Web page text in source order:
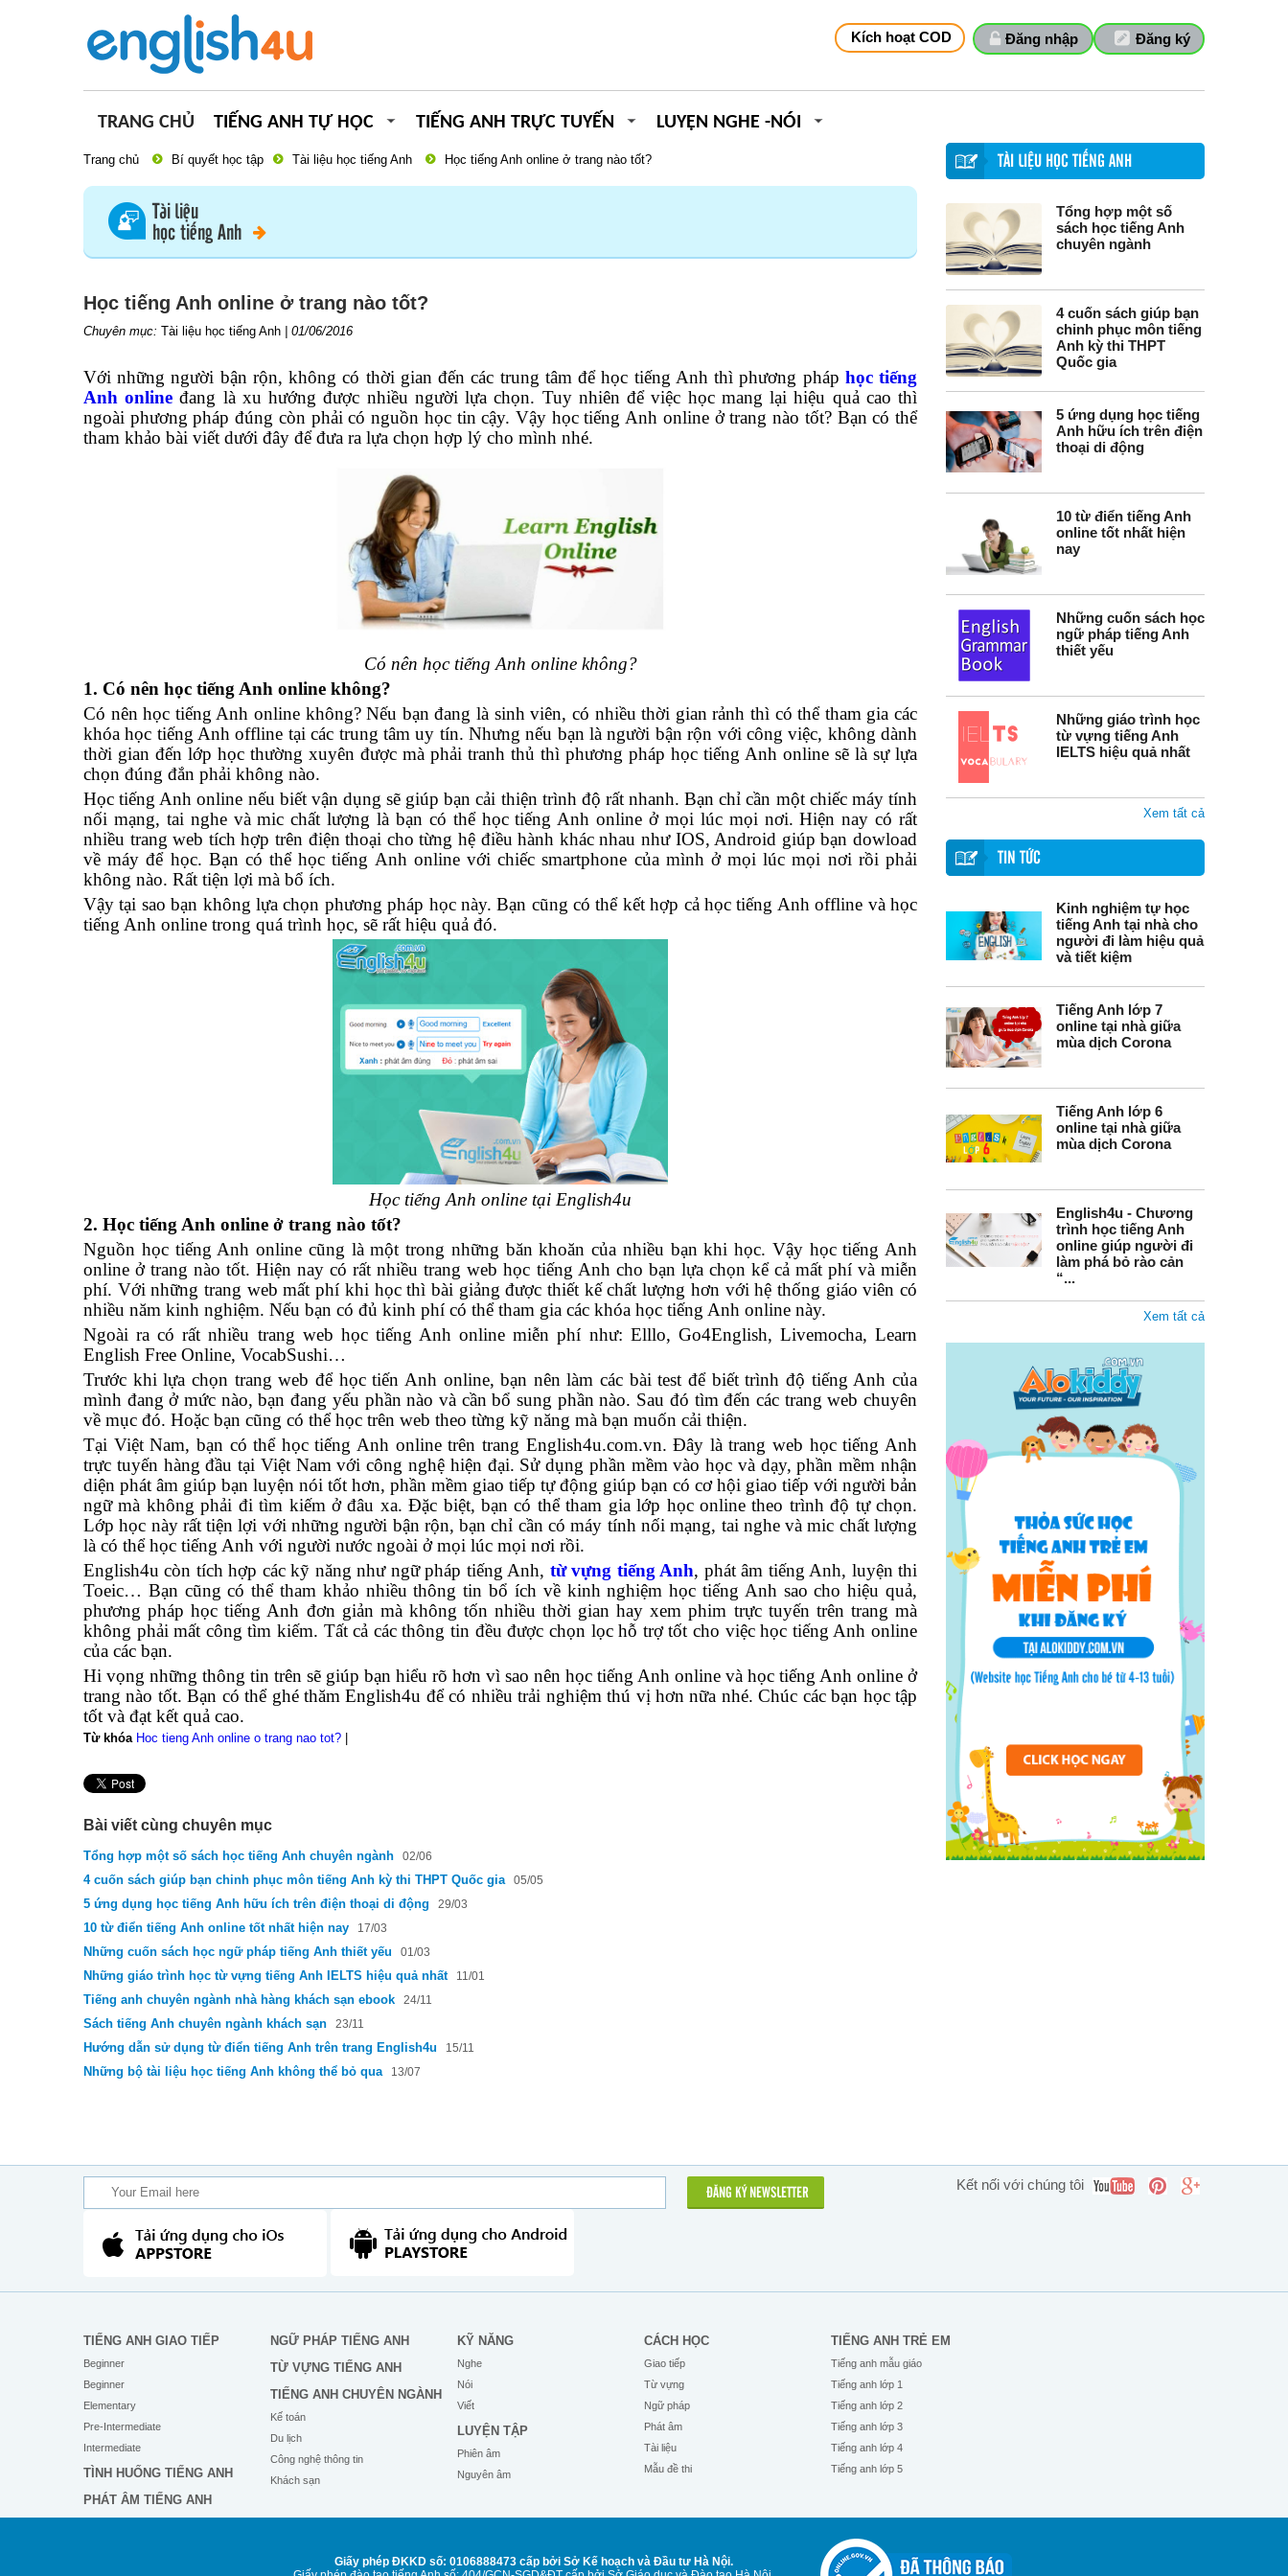
Đăng ký
Đăng nhập
Kích hoạt COD
TRANG CHỦ TIẾNG ANH TỰ HỌC TIẾNG ANH TRỰC TUYẾN LUYỆN NGHE -NÓI
TÀI LIỆU HỌC TIẾNG ANH
Tổng hợp một số
sách học tiếng Anh
chuyên ngành
4 cuốn sách giúp bạn
chinh phục môn tiếng
Anh kỳ thi THPT
Quốc gia
5 ứng dụng học tiếng
Anh hữu ích trên điện
thoại di động
10 từ điển tiếng Anh
online tốt nhất hiện
nay
Những cuốn sách học
ngữ pháp tiếng Anh
thiết yếu
Những giáo trình học
từ vựng tiếng Anh
IELTS hiệu quả nhất
Xem tất cả
TIN TỨC
Kinh nghiệm tự học
tiếng Anh tại nhà cho
người đi làm hiệu quả
và tiết kiệm
Tiếng Anh lớp 7
online tại nhà giữa
mùa dịch Corona
Tiếng Anh lớp 6
online tại nhà giữa
mùa dịch Corona
English4u - Chương
trình học tiếng Anh
online giúp người đi
làm phá bỏ rào cản
“...
Xem tất cả
Trang chủ Bí quyết học tập Tài liệu học tiếng Anh Học tiếng Anh online ở trang nào tốt?
Tài liệu
học tiếng Anh
Học tiếng Anh online ở trang nào tốt?
Chuyên mục: Tài liệu học tiếng Anh 01/06/2016
Với những người bận rộn, không có thời gian đến các trung tâm để học tiếng Anh thì phương pháp học tiếng
Anh online đang là xu hướng được nhiều người lựa chọn. Tuy nhiên để việc học mang lại hiệu quả cao thì
ngoài phương pháp đúng còn phải có nguồn học tin cậy. Vậy học tiếng Anh online ở trang nào tốt? Bạn có thể
tham khảo bài viết dưới đây để đưa ra lựa chọn hợp lý cho mình nhé.
Có nên học tiếng Anh online không?
1. Có nên học tiếng Anh online không?
Có nên học tiếng Anh online không? Nếu bạn đang là sinh viên, có nhiều thời gian rảnh thì có thể tham gia các
khóa học tiếng Anh offline tại các trung tâm uy tín. Nhưng nếu bạn là người bận rộn với công việc, không dành
thời gian đến lớp học thường xuyên được mà phải tranh thủ thì phương pháp học tiếng Anh online sẽ là sự lựa
chọn đúng đắn phải không nào.
Học tiếng Anh online nếu biết vận dụng sẽ giúp bạn cải thiện trình độ rất nhanh. Bạn chỉ cần một chiếc máy tính
nối mạng, tai nghe và mic chất lượng là bạn có thể học tiếng Anh online ở mọi lúc mọi nơi. Hiện nay có rất
nhiều trang web tích hợp trên điện thoại cho từng hệ điều hành khác nhau như IOS, Android giúp bạn dowload
về máy để học. Bạn có thể học tiếng Anh online với chiếc smartphone của mình ở mọi lúc mọi nơi rồi phải
không nào. Rất tiện lợi mà bổ ích.
Vậy tại sao bạn không lựa chọn phương pháp học này. Bạn cũng có thể kết hợp cả học tiếng Anh offline và học
tiếng Anh online trong quá trình học, sẽ rất hiệu quả đó.
Học tiếng Anh online tại English4u
2. Học tiếng Anh online ở trang nào tốt?
Nguồn học tiếng Anh online cũng là một trong những băn khoăn của nhiều bạn khi học. Vậy học tiếng Anh
online ở trang nào tốt. Hiện nay có rất nhiều trang web học tiếng Anh cho bạn lựa chọn kể cả mất phí và miễn
phí. Với những trang web mất phí khi học thì bài giảng được thiết kế chất lượng hơn với hệ thống giáo viên có
nhiều năm kinh nghiệm. Nếu bạn có đủ kinh phí có thể tham gia các khóa học tiếng Anh online này.
Ngoài ra có rất nhiều trang web học tiếng Anh online miễn phí như: Elllo, Go4English, Livemocha, Learn
English Free Online, VocabSushi…
Trước khi lựa chọn trang web để học tiến Anh online, bạn nên làm các bài test để biết trình độ tiếng Anh của
mình đang ở mức nào, bạn đang yếu phần nào và cần bổ sung phần nào. Sau đó tìm đến các trang web chuyên
về mục đó. Hoặc bạn cũng có thể học trên web theo từng kỹ năng mà bạn muốn cải thiện.
Tại Việt Nam, bạn có thể học tiếng Anh online trên trang English4u.com.vn. Đây là trang web học tiếng Anh
trực tuyến hàng đầu tại Việt Nam với công nghệ hiện đại. Sử dụng phần mềm vào học và dạy, phần mềm nhận
diện phát âm giúp bạn luyện nói tốt hơn, phần mềm giao tiếp tự động giúp bạn có cơ hội giao tiếp với người bản
ngữ mà không phải đi tìm kiếm ở đâu xa. Đặc biệt, bạn có thể tham gia lớp học online theo trình độ tự chọn.
Lớp học này rất tiện lợi với những người bận rộn, bạn chỉ cần có máy tính nối mạng, tai nghe và mic chất lượng
là có thể học tiếng Anh với người nước ngoài ở mọi lúc mọi nơi rồi.
English4u còn tích hợp các kỹ năng như ngữ pháp tiếng Anh, từ vựng tiếng Anh, phát âm tiếng Anh, luyện thi
Toeic… Bạn cũng có thể tham khảo nhiều thông tin bổ ích về kinh nghiệm học tiếng Anh sao cho hiệu quả,
phương pháp học tiếng Anh đơn giản mà không tốn nhiều thời gian hay xem phim trực tuyến trên trang mà
không phải mất công tìm kiếm. Tất cả các thông tin đều được chọn lọc hỗ trợ tốt cho việc học tiếng Anh online
của các bạn.
Hi vọng những thông tin trên sẽ giúp bạn hiểu rõ hơn vì sao nên học tiếng Anh online và học tiếng Anh online ở
trang nào tốt. Bạn có thể ghé thăm English4u để có nhiều trải nghiệm thú vị hơn nữa nhé. Chúc các bạn học tập
tốt và đạt kết quả cao.
Từ khóa Hoc tieng Anh online o trang nao tot?
Bài viết cùng chuyên mục
Tổng hợp một số sách học tiếng Anh chuyên ngành 02/06
4 cuốn sách giúp bạn chinh phục môn tiếng Anh kỳ thi THPT Quốc gia 05/05
5 ứng dụng học tiếng Anh hữu ích trên điện thoại di động 29/03
10 từ điển tiếng Anh online tốt nhất hiện nay 17/03
Những cuốn sách học ngữ pháp tiếng Anh thiết yếu 01/03
Những giáo trình học từ vựng tiếng Anh IELTS hiệu quả nhất 11/01
Tiếng anh chuyên ngành nhà hàng khách sạn ebook 24/11
Sách tiếng Anh chuyên ngành khách sạn 23/11
Hướng dẫn sử dụng từ điển tiếng Anh trên trang English4u 15/11
Những bộ tài liệu học tiếng Anh không thể bỏ qua 13/07
ĐĂNG KÝ NEWSLETTER
Kết nối với chúng tôi
TIẾNG ANH GIAO TIẾP
Beginner
Beginner
Elementary
Pre-Intermediate
Intermediate
TÌNH HUỐNG TIẾNG ANH
PHÁT ÂM TIẾNG ANH
NGỮ PHÁP TIẾNG ANH
TỪ VỰNG TIẾNG ANH
TIẾNG ANH CHUYÊN NGÀNH
Kế toán
Du lịch
Công nghệ thông tin
Khách sạn
KỸ NĂNG
Nghe
Nói
Viết
LUYỆN TẬP
Phiên âm
Nguyên âm
CÁCH HỌC
Giao tiếp
Từ vựng
Ngữ pháp
Phát âm
Tài liệu
Mẫu đề thi
TIẾNG ANH TRẺ EM
Tiếng anh mẫu giáo
Tiếng anh lớp 1
Tiếng anh lớp 2
Tiếng anh lớp 3
Tiếng anh lớp 4
Tiếng anh lớp 5
Giấy phép ĐKKD số: 0106888473 cấp bởi Sở Kế hoạch và Đầu tư Hà Nội.